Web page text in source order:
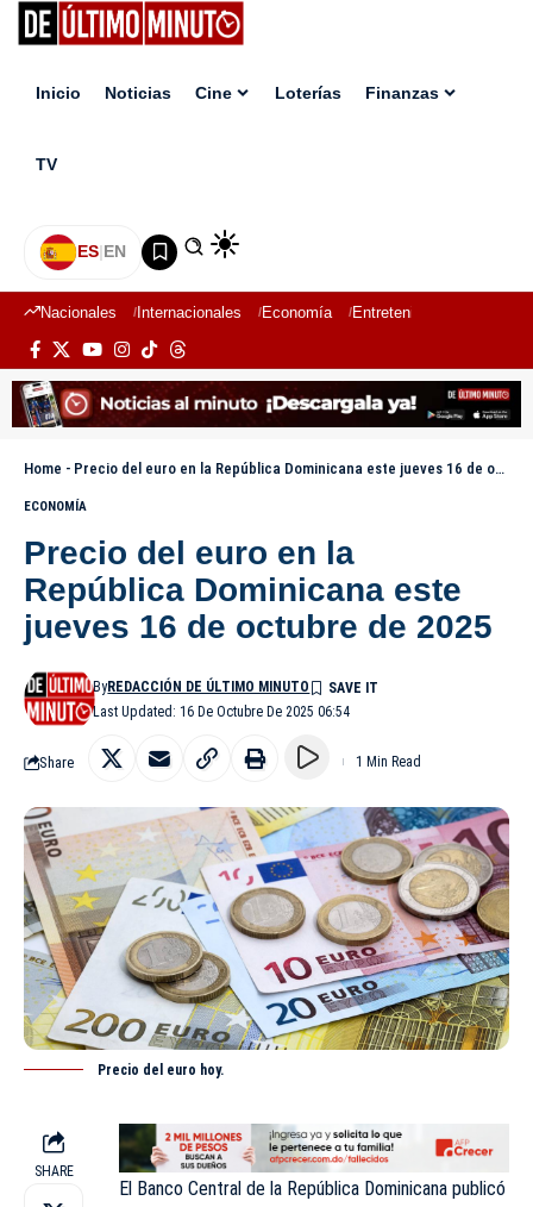
Inicio Noticias Cine Loterías Finanzas
TV
ES|EN
Nacionales Internacionales Economía Entretenimiento
Home - Precio del euro en la República Dominicana este jueves 16 de octubre de 2025
ECONOMÍA
Precio del euro en la
República Dominicana este
jueves 16 de octubre de 2025
Last Updated: 16 De Octubre De 2025 06:54
ByREDACCIÓN DE ÚLTIMO MINUTO
Share 1 Min Read
Precio del euro hoy.
SHARE
El Banco Central de la República Dominicana publicó